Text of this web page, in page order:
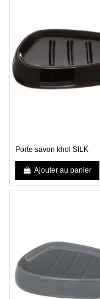
Porte savon khol SILK
Ajouter au panier